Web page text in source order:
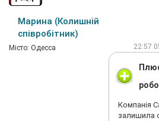
Марина (Колишній
співробітник)
Мiсто: Одесса 22:57
Компанія
залишила